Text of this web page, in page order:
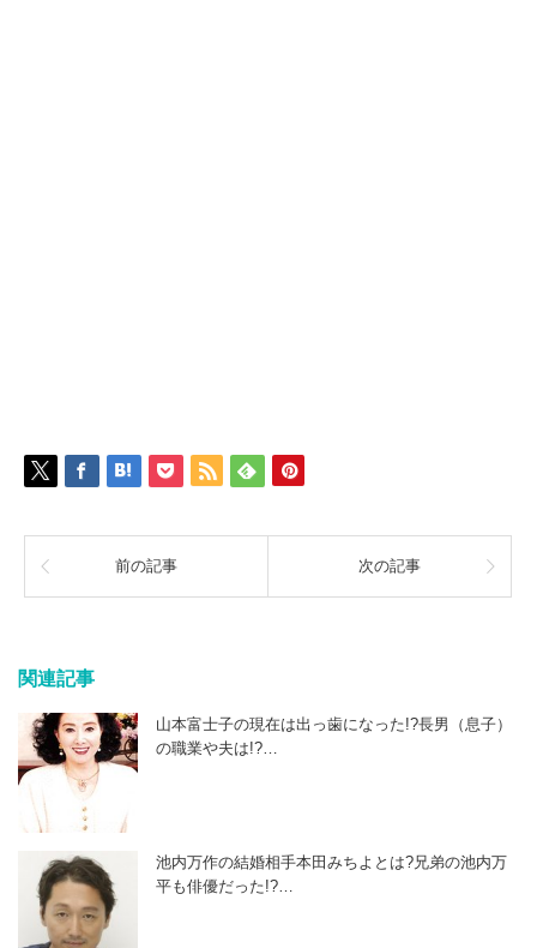
前の記事 次の記事
関連記事
山本富士子の現在は出っ歯になった!?長男（息子）
の職業や夫は!?…
池内万作の結婚相手本田みちよとは?兄弟の池内万
平も俳優だった!?…